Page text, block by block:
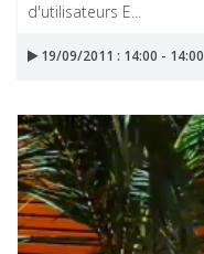
d'utilisateurs E...
19/09/2011 : 14:00 - 14:00